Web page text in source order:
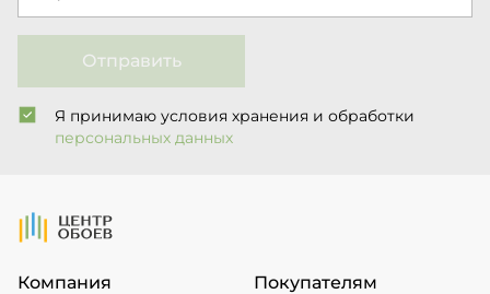
Отправить
Я принимаю условия хранения и обработки
персональных данных
На Главную
Компания Покупателям